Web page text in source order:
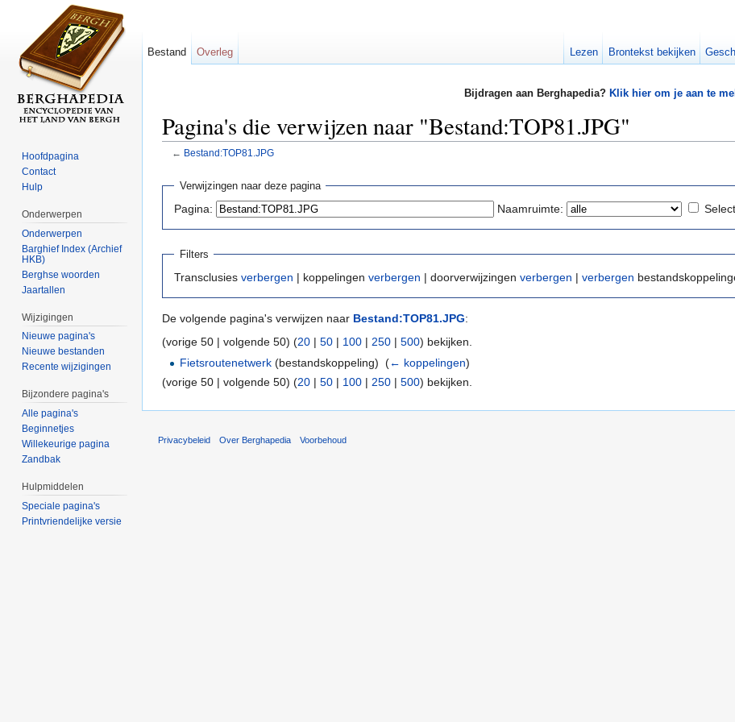
Bijdragen aan Berghapedia? Klik hier om je aan te
Pagina's die verwijzen naar "Bestand:TOP81.JPG"
← Bestand:TOP81.JPG
Verwijzingen naar deze pagina
Pagina: Naamruimte:
Filters
Transclusies verbergen | koppelingen verbergen | doorverwijzingen verbergen | verbergen
De volgende pagina's verwijzen naar Bestand:TOP81.JPG:
(vorige 50 | volgende 50) (20 | 50 | 100 | 250 | 500) bekijken.
Fietsroutenetwerk (bestandskoppeling) ‎(← koppelingen)
(vorige 50 | volgende 50) (20 | 50 | 100 | 250 | 500) bekijken.
Bestand Overleg Lezen Brontekst bekijken
Hoofdpagina
Contact
Hulp
Onderwerpen
Onderwerpen
Barghief Index (Archief
HKB)
Berghse woorden
Jaartallen
Wijzigingen
Nieuwe pagina's
Nieuwe bestanden
Recente wijzigingen
Bijzondere pagina's
Alle pagina's
Beginnetjes
Willekeurige pagina
Zandbak
Hulpmiddelen
Speciale pagina's
Printvriendelijke versie
Privacybeleid Over Berghapedia Voorbehoud